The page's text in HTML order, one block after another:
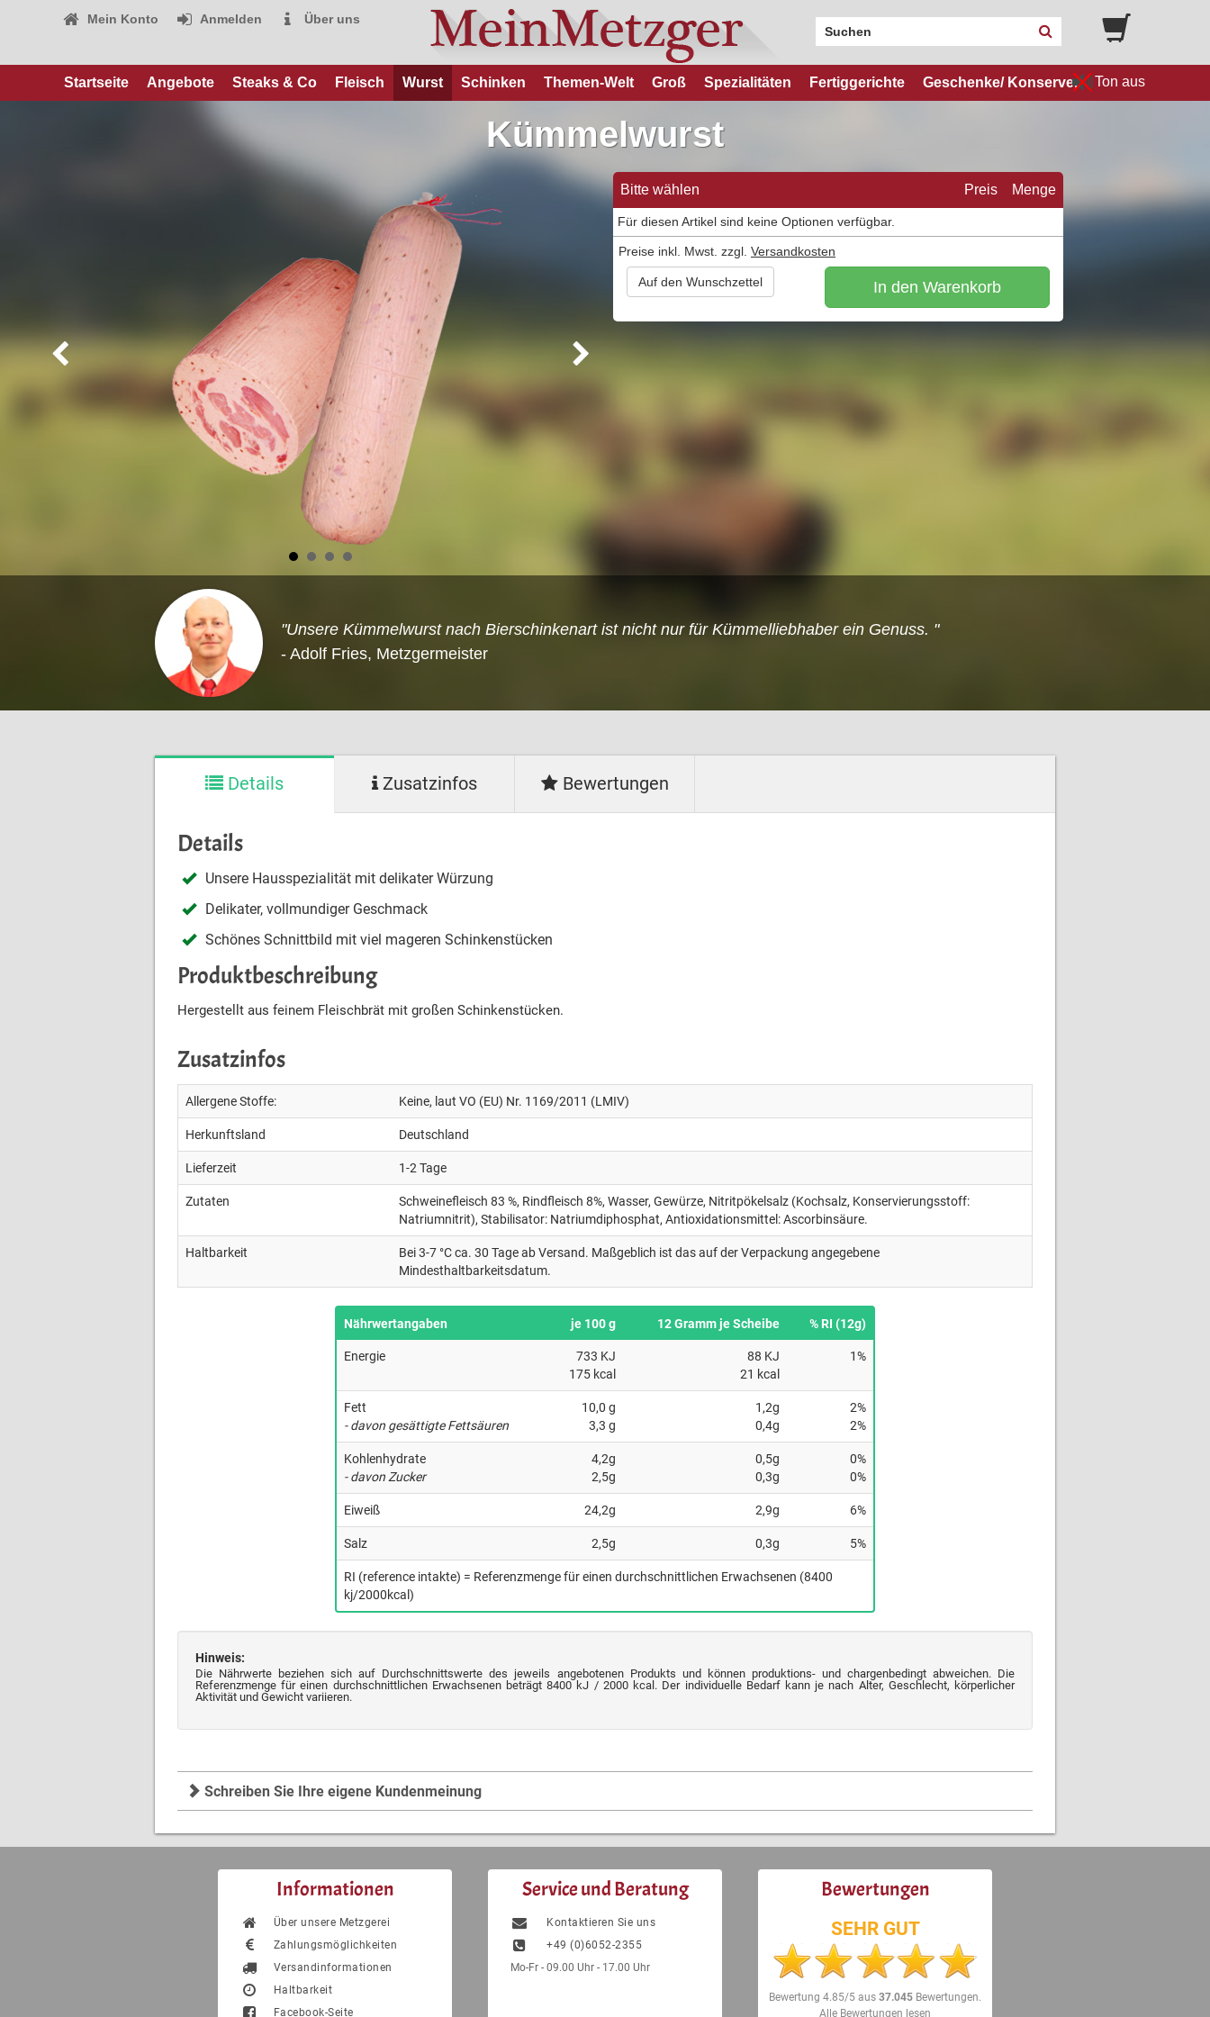
Mein Konto Anmelden Über uns
Startseite Angebote Steaks & Co Fleisch Wurst Schinken Themen-Welt Groß Spezialitäten Fertiggerichte Geschenke/ Konserven Ton aus
Kümmelwurst
Bitte wählen Preis Menge
Für diesen Artikel sind keine Optionen verfügbar.
Preise inkl. Mwst. zzgl. Versandkosten
In den Warenkorb
Auf den Wunschzettel
"Unsere Kümmelwurst nach Bierschinkenart ist nicht nur für Kümmelliebhaber ein Genuss. "
- Adolf Fries, Metzgermeister
Details Zusatzinfos Bewertungen
Details
Unsere Hausspezialität mit delikater Würzung
Delikater, vollmundiger Geschmack
Schönes Schnittbild mit viel mageren Schinkenstücken
Produktbeschreibung
Hergestellt aus feinem Fleischbrät mit großen Schinkenstücken.
Zusatzinfos
Allergene Stoffe: Keine, laut VO (EU) Nr. 1169/2011 (LMIV)
Herkunftsland Deutschland
Lieferzeit 1-2 Tage
Zutaten
Schweinefleisch 83 %, Rindfleisch 8%, Wasser, Gewürze, Nitritpökelsalz (Kochsalz, Konservierungsstoff:
Natriumnitrit), Stabilisator: Natriumdiphosphat, Antioxidationsmittel: Ascorbinsäure.
Haltbarkeit
Bei 3-7 °C ca. 30 Tage ab Versand. Maßgeblich ist das auf der Verpackung angegebene
Mindesthaltbarkeitsdatum.
Nährwertangaben je 100 g 12 Gramm je Scheibe % RI (12g)
Energie
733 KJ
175 kcal
88 KJ
21 kcal
1%
Fett
- davon gesättigte Fettsäuren
10,0 g
3,3 g
1,2g
0,4g
2%
2%
Kohlenhydrate
- davon Zucker
4,2g
2,5g
0,5g
0,3g
0%
0%
Eiweiß 24,2g 2,9g 6%
Salz 2,5g 0,3g 5%
RI (reference intakte) = Referenzmenge für einen durchschnittlichen Erwachsenen (8400
kj/2000kcal)
Hinweis:
Die Nährwerte beziehen sich auf Durchschnittswerte des jeweils angebotenen Produkts und können produktions- und chargenbedingt abweichen. Die
Referenzmenge für einen durchschnittlichen Erwachsenen beträgt 8400 kJ / 2000 kcal. Der individuelle Bedarf kann je nach Alter, Geschlecht, körperlicher
Aktivität und Gewicht variieren.
Schreiben Sie Ihre eigene Kundenmeinung
Informationen
Über unsere Metzgerei
Zahlungsmöglichkeiten
Versandinformationen
Haltbarkeit
Facebook-Seite
Service und Beratung
Kontaktieren Sie uns
+49 (0)6052-2355
Mo-Fr - 09.00 Uhr - 17.00 Uhr
Bewertungen
SEHR GUT
Bewertung 4.85/5 aus 37.045 Bewertungen.
Alle Bewertungen lesen